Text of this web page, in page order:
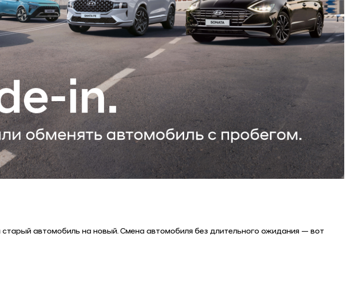
автомобиль на новый. Смена автомобиля без длительного ожидания — вот